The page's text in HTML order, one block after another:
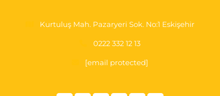
Kurtuluş Mah. Pazaryeri Sok. No:1 Eskişehir
0222 332 12 13
[email protected]